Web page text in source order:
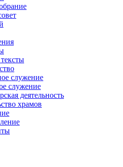
служение
служение
деятельность
храмов